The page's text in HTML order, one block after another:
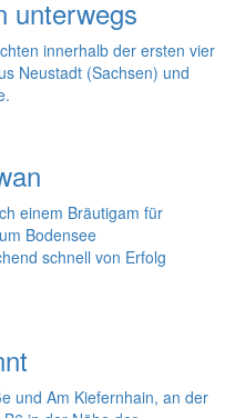
unterwegs
innerhalb der ersten vier
Neustadt (Sachsen) und
einem Bräutigam für
Bodensee
schnell von Erfolg
und Am Kiefernhain, an der